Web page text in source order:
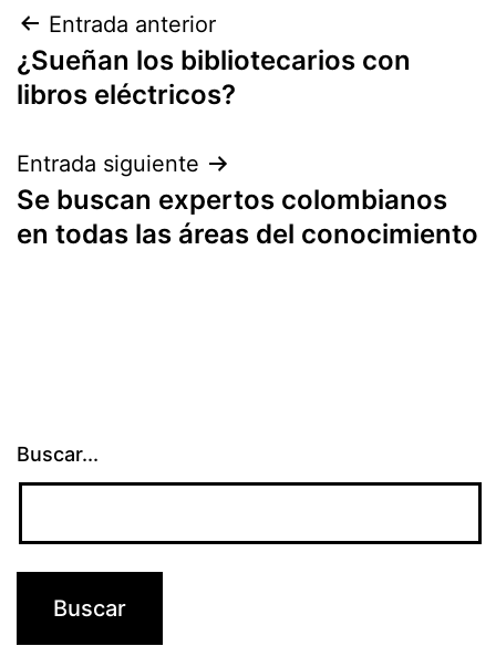
Navegación
de
Entrada anterior
¿Sueñan los bibliotecarios con
libros eléctricos?
Entrada siguiente
Se buscan expertos colombianos
en todas las áreas del conocimiento
Buscar...